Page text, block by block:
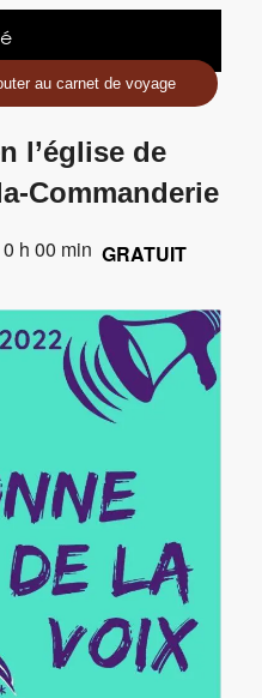
l’église de
Commanderie
0 h 00 min GRATUIT
au carnet de voyage